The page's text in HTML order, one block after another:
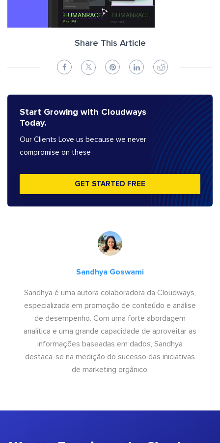
Share This Article
Start Growing with Cloudways
Today.
Our Clients Love us because we never
compromise on these
GET STARTED FREE
Sandhya Goswami
Sandhya é uma autora colaboradora da Cloudways,
especializada em promoção de conteúdo e análise
de desempenho. Com uma forte abordagem
analítica e uma grande capacidade de aproveitar as
informações baseadas em dados, Sandhya
destaca-se na medição do sucesso das iniciativas
de marketing orgânico.